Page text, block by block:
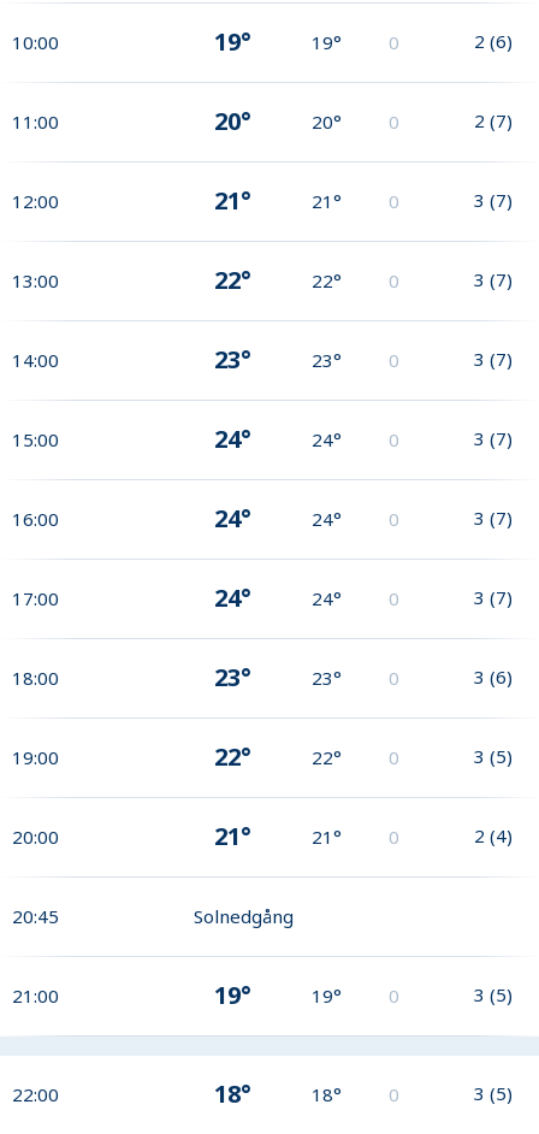
10:00 19° 19° 0 2 (6)
11:00 20° 20° 0 2 (7)
12:00 21° 21° 0 3 (7)
13:00 22° 22° 0 3 (7)
14:00 23° 23° 0 3 (7)
15:00 24° 24° 0 3 (7)
16:00 24° 24° 0 3 (7)
17:00 24° 24° 0 3 (7)
18:00 23° 23° 0 3 (6)
19:00 22° 22° 0 3 (5)
20:00 21° 21° 0 2 (4)
20:45 Solnedgång
21:00 19° 19° 0 3 (5)
22:00 18° 18° 0 3 (5)